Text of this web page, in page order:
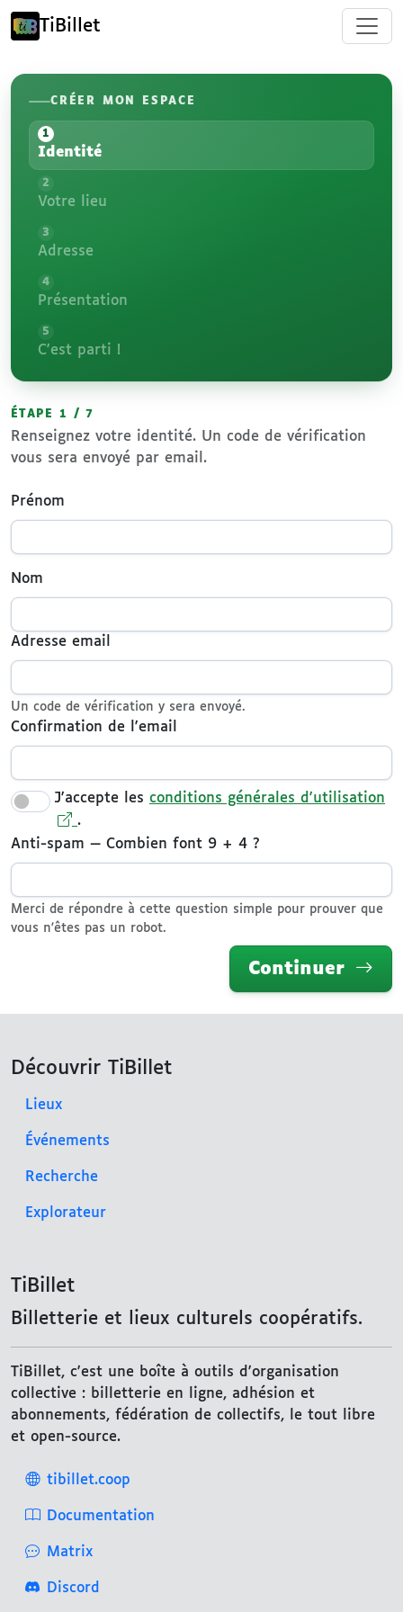
TiBillet
CRÉER MON ESPACE
1
Identité
2
Votre lieu
3
Adresse
4
Présentation
5
C'est parti !
ÉTAPE 1 / 7
Renseignez votre identité. Un code de vérification
vous sera envoyé par email.
Prénom
Nom
Adresse email
Un code de vérification y sera envoyé.
Confirmation de l'email
J'accepte les conditions générales d'utilisation
.
Anti-spam — Combien font 9 + 4 ?
Merci de répondre à cette question simple pour prouver que
vous n'êtes pas un robot.
Continuer
Découvrir TiBillet
Lieux
Événements
Recherche
Explorateur
TiBillet
Billetterie et lieux culturels coopératifs.
TiBillet, c'est une boîte à outils d'organisation
collective : billetterie en ligne, adhésion et
abonnements, fédération de collectifs, le tout libre
et open-source.
tibillet.coop
Documentation
Matrix
Discord